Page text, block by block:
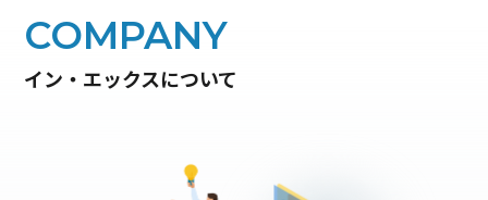
COMPANY
イン・エックスについて